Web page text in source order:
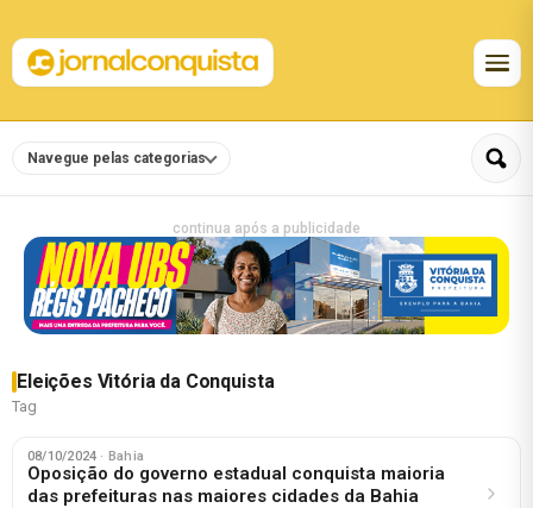
Navegue pelas categorias
continua após a publicidade
Eleições Vitória da Conquista
Tag
08/10/2024 · Bahia
Oposição do governo estadual conquista maioria
das prefeituras nas maiores cidades da Bahia